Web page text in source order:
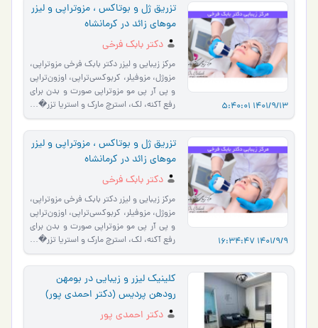
1401/9/13 5:40:01
تزریق ژل و بوتاکس ، مزوتراپی و لیزر
موهای زائد در کرمانشاه
دکتر بابک فرخی
مرکز زیبایی و لیزر دکتر بابک فرخی مزوتراپی،
مزوژل، مزوفیلر، کربوکسی‌تراپی، اوزون‌تراپی
و پی آر پی مو مزوتراپی صورت و بدن برای
رفع آکنه، لک، استرچ مارک و استریا تزر�…
1401/9/9 16:34:47
تزریق ژل و بوتاکس ، مزوتراپی و لیزر
موهای زائد در کرمانشاه
دکتر بابک فرخی
مرکز زیبایی و لیزر دکتر بابک فرخی مزوتراپی،
مزوژل، مزوفیلر، کربوکسی‌تراپی، اوزون‌تراپی
و پی آر پی مو مزوتراپی صورت و بدن برای
رفع آکنه، لک، استرچ مارک و استریا تزر�…
کلینیک لیزر و زیبایی در بومهن
رودهن پردیس (دکتر احمدی پور)
دکتر احمدی پور